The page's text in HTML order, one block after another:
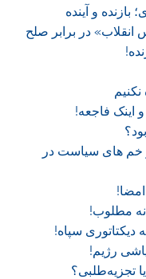
و آینده
انقلاب» در برابر صلح
خم های سیاست در
مطلوب!
دیکتاتوری سپاه!
رژیم!
تجزیه‌طلبی؟